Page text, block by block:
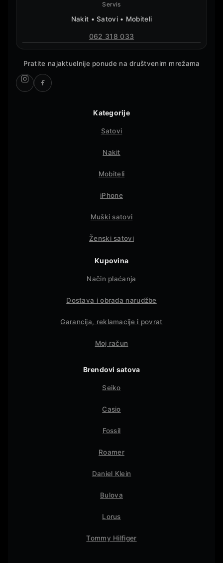
Servis
Nakit • Satovi • Mobiteli
062 318 033
Pratite najaktuelnije ponude na društvenim mrežama
Kategorije
Satovi
Nakit
Mobiteli
iPhone
Muški satovi
Ženski satovi
Kupovina
Način plaćanja
Dostava i obrada narudžbe
Garancija, reklamacije i povrat
Moj račun
Brendovi satova
Seiko
Casio
Fossil
Roamer
Daniel Klein
Bulova
Lorus
Tommy Hilfiger